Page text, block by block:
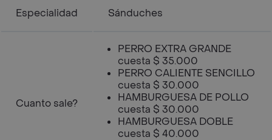
Especialidad Sánduches
Cuanto sale?
PERRO EXTRA GRANDE
cuesta $ 35.000
PERRO CALIENTE SENCILLO
cuesta $ 30.000
HAMBURGUESA DE POLLO
cuesta $ 30.000
HAMBURGUESA DOBLE
cuesta $ 40.000